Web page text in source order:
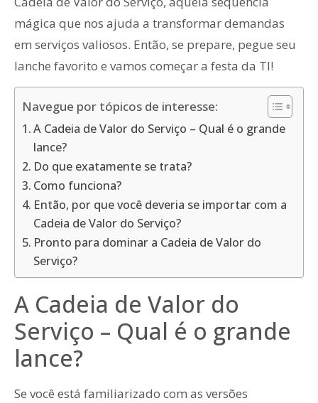
mágica que nos ajuda a transformar demandas
em serviços valiosos. Então, se prepare, pegue seu
lanche favorito e vamos começar a festa da TI!
Navegue por tópicos de interesse:
A Cadeia de Valor do Serviço – Qual é o grande
lance?
Do que exatamente se trata?
Como funciona?
Então, por que você deveria se importar com a
Cadeia de Valor do Serviço?
Pronto para dominar a Cadeia de Valor do
Serviço?
A Cadeia de Valor do
Serviço – Qual é o grande
lance?
Se você está familiarizado com as versões